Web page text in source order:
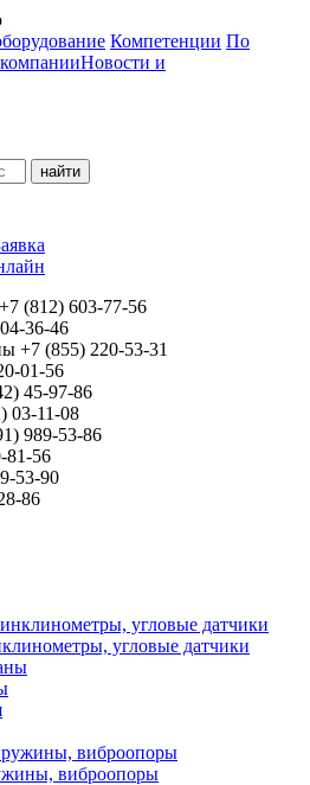
Компетенции По
Новости и
найти
+7 (812) 603-77-56
36-46
+7 (855) 220-53-31
01-56
45-97-86
03-11-08
989-53-86
81-56
53-90
86
угловые датчики
виброопоры